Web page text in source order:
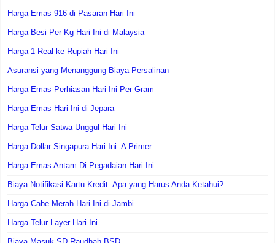
Harga Emas 916 di Pasaran Hari Ini
Harga Besi Per Kg Hari Ini di Malaysia
Harga 1 Real ke Rupiah Hari Ini
Asuransi yang Menanggung Biaya Persalinan
Harga Emas Perhiasan Hari Ini Per Gram
Harga Emas Hari Ini di Jepara
Harga Telur Satwa Unggul Hari Ini
Harga Dollar Singapura Hari Ini: A Primer
Harga Emas Antam Di Pegadaian Hari Ini
Biaya Notifikasi Kartu Kredit: Apa yang Harus Anda Ketahui?
Harga Cabe Merah Hari Ini di Jambi
Harga Telur Layer Hari Ini